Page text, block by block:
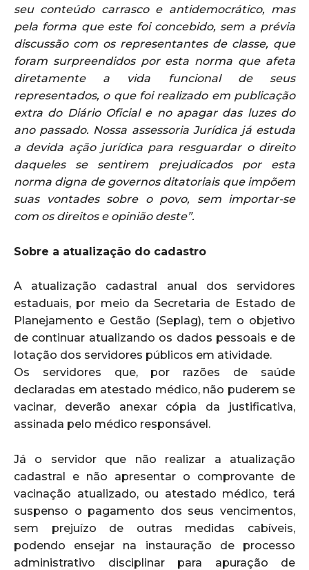
seu conteúdo carrasco e antidemocrático, mas
pela forma que este foi concebido, sem a prévia
discussão com os representantes de classe, que
foram surpreendidos por esta norma que afeta
diretamente a vida funcional de seus
representados, o que foi realizado em publicação
extra do Diário Oficial e no apagar das luzes do
ano passado. Nossa assessoria Jurídica já estuda
a devida ação jurídica para resguardar o direito
daqueles se sentirem prejudicados por esta
norma digna de governos ditatoriais que impõem
suas vontades sobre o povo, sem importar-se
com os direitos e opinião deste”.
Sobre a atualização do cadastro
A atualização cadastral anual dos servidores
estaduais, por meio da Secretaria de Estado de
Planejamento e Gestão (Seplag), tem o objetivo
de continuar atualizando os dados pessoais e de
lotação dos servidores públicos em atividade.
Os servidores que, por razões de saúde
declaradas em atestado médico, não puderem se
vacinar, deverão anexar cópia da justificativa,
assinada pelo médico responsável.
Já o servidor que não realizar a atualização
cadastral e não apresentar o comprovante de
vacinação atualizado, ou atestado médico, terá
suspenso o pagamento dos seus vencimentos,
sem prejuízo de outras medidas cabíveis,
podendo ensejar na instauração de processo
administrativo disciplinar para apuração de